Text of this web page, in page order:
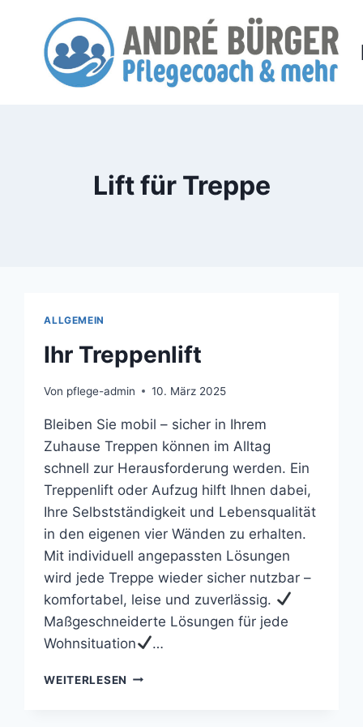
springen
Lift für Treppe
ALLGEMEIN
Ihr Treppenlift
Von pflege-admin 10. März 2025
Bleiben Sie mobil – sicher in Ihrem
Zuhause Treppen können im Alltag
schnell zur Herausforderung werden. Ein
Treppenlift oder Aufzug hilft Ihnen dabei,
Ihre Selbstständigkeit und Lebensqualität
in den eigenen vier Wänden zu erhalten.
Mit individuell angepassten Lösungen
wird jede Treppe wieder sicher nutzbar –
komfortabel, leise und zuverlässig.
Maßgeschneiderte Lösungen für jede
Wohnsituation
…
WEITERLESEN IHR